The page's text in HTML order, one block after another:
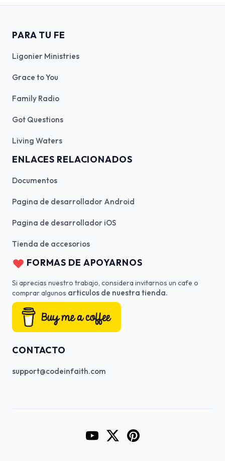
PARA TU FE
Ligonier Ministries
Grace to You
Family Radio
Got Questions
Living Waters
ENLACES RELACIONADOS
Documentos
Pagina de desarrollador Android
Pagina de desarrollador iOS
Tienda de accesorios
FORMAS DE APOYARNOS
Si aprecias nuestro trabajo, considera invitarnos un cafe o
comprar algunos articulos de nuestra tienda.
CONTACTO
support@codeinfaith.com
Go to CodeInFaith's YouTube
Go to CodeInFaith's Twitter
Go to CodeInFaith's